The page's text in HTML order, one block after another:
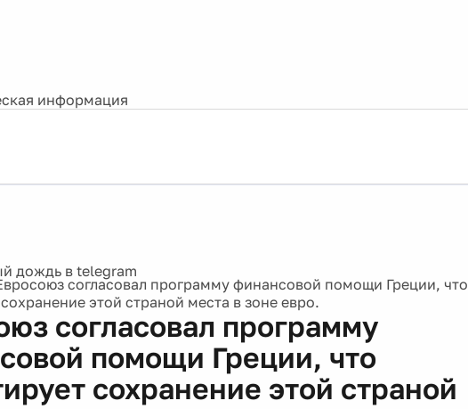
информация
согласовал программу финансовой помощи Греции, что
этой страной места в зоне евро.
согласовал программу
помощи Греции, что
сохранение этой страной